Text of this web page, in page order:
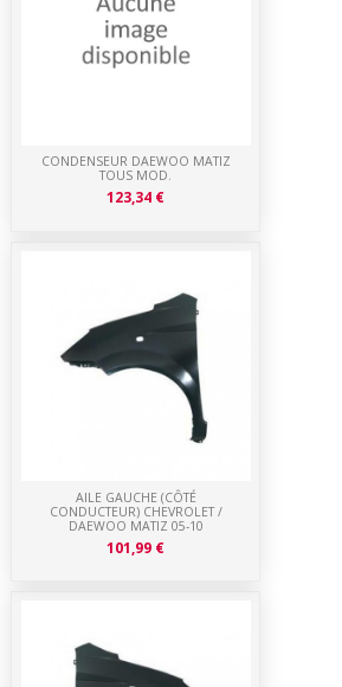
AILE GAUCHE (CÔTÉ
CONDUCTEUR) CHEVROLET /
DAEWOO MATIZ 05-10
101,99 €
CONDENSEUR DAEWOO MATIZ
TOUS MOD.
123,34 €